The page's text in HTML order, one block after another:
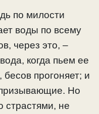
по милости
воды по всему
через это, –
когда пьем ее
прогоняет; и
Но
страстями, не